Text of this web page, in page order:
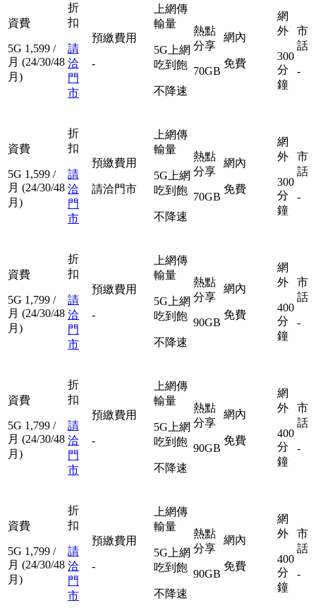
資費
5G 1,599 /
月 (24/30/48
月)
折
扣
請
洽
門
市
預繳費用
-
上網傳
輸量
5G上網
吃到飽
不降速
熱點
分享
70GB
網內
免費
網
外
300
分
鐘
市
話
-
資費
5G 1,599 /
月 (24/30/48
月)
折
扣
請
洽
門
市
預繳費用
請洽門市
上網傳
輸量
5G上網
吃到飽
不降速
熱點
分享
70GB
網內
免費
網
外
300
分
鐘
市
話
-
資費
5G 1,799 /
月 (24/30/48
月)
折
扣
請
洽
門
市
預繳費用
-
上網傳
輸量
5G上網
吃到飽
不降速
熱點
分享
90GB
網內
免費
網
外
400
分
鐘
市
話
-
資費
5G 1,799 /
月 (24/30/48
月)
折
扣
請
洽
門
市
預繳費用
-
上網傳
輸量
5G上網
吃到飽
不降速
熱點
分享
90GB
網內
免費
網
外
400
分
鐘
市
話
-
資費
5G 1,799 /
月 (24/30/48
月)
折
扣
請
洽
門
市
預繳費用
-
上網傳
輸量
5G上網
吃到飽
不降速
熱點
分享
90GB
網內
免費
網
外
400
分
鐘
市
話
-